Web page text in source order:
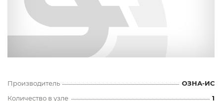
Производитель
ОЗНА-ИС
Количество в узле
1